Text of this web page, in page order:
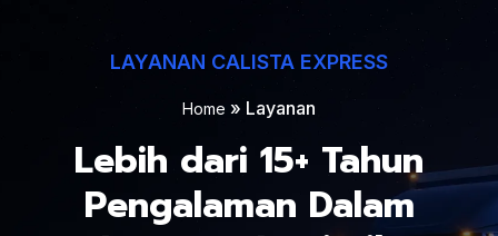
LAYANAN CALISTA EXPRESS
Home » Layanan
Lebih dari 15+ Tahun
Pengalaman Dalam